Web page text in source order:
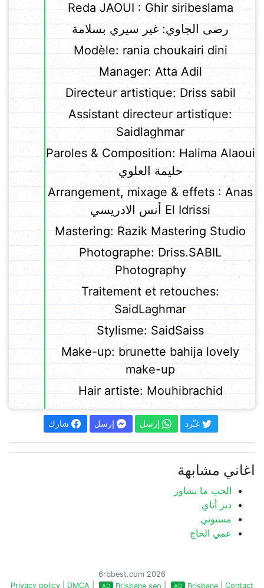
Reda JAOUI : Ghir siribeslama
رضى الجاوي: غير سيري بسلامة
Modèle: rania choukairi dini
Manager: Atta Adil
Directeur artistique: Driss sabil
Assistant directeur artistique:
Saidlaghmar
Paroles & Composition: Halima Alaoui
حليمة العلوي
Arrangement, mixage & effets : Anas
El Idrissi أنس الادريسي
Mastering: Razik Mastering Studio
Photographe: Driss.SABIL
Photography
Traitement et retouches:
SaidLaghmar
Stylisme: SaidSaiss
Make-up: brunette bahija lovely
make-up
Hair artiste: Mouhibrachid
اغاني مشابهة
الحب ما يشاور
دير أتاي
مستوني
عمي الحاج
6rbbest.com 2026
Privacy policy
DMCA Brisbane seo Brisbane Contact